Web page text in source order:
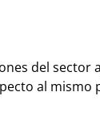
del
al